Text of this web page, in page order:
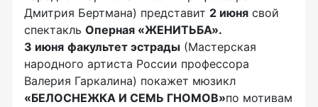
Дмитрия Бертмана) представит 2 июня свой
спектакль Оперная «ЖЕНИТЬБА».
3 июня факультет эстрады (Мастерская
народного артиста России профессора
Валерия Гаркалина) покажет мюзикл
«БЕЛОСНЕЖКА И СЕМЬ ГНОМОВ»по мотивам